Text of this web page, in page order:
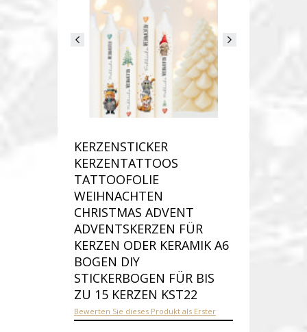
KERZENSTICKER
KERZENTATTOOS
TATTOOFOLIE
WEIHNACHTEN
CHRISTMAS ADVENT
ADVENTSKERZEN FÜR
KERZEN ODER KERAMIK A6
BOGEN DIY
STICKERBOGEN FÜR BIS
ZU 15 KERZEN KST22
Bewerten Sie dieses Produkt als Erster